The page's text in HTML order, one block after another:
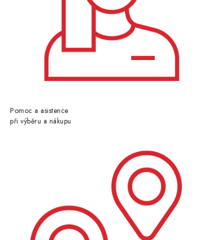
Pomoc a asistence
při výběru a nákupu